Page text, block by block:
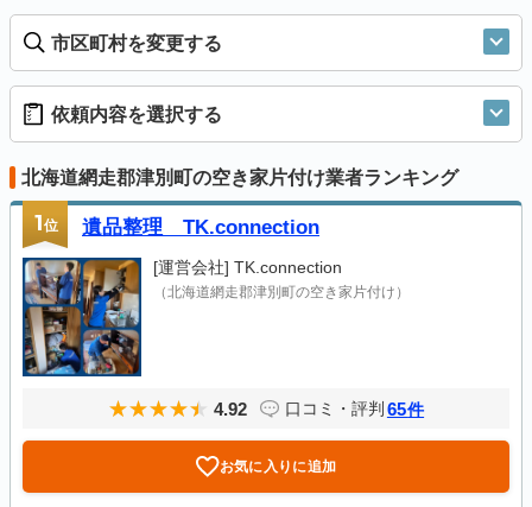
市区町村を変更する
依頼内容を選択する
北海道網走郡津別町の空き家片付け業者ランキング
1位 遺品整理 TK.connection
[運営会社] TK.connection
（北海道網走郡津別町の空き家片付け）
4.92 口コミ・評判 65件
お気に入りに追加